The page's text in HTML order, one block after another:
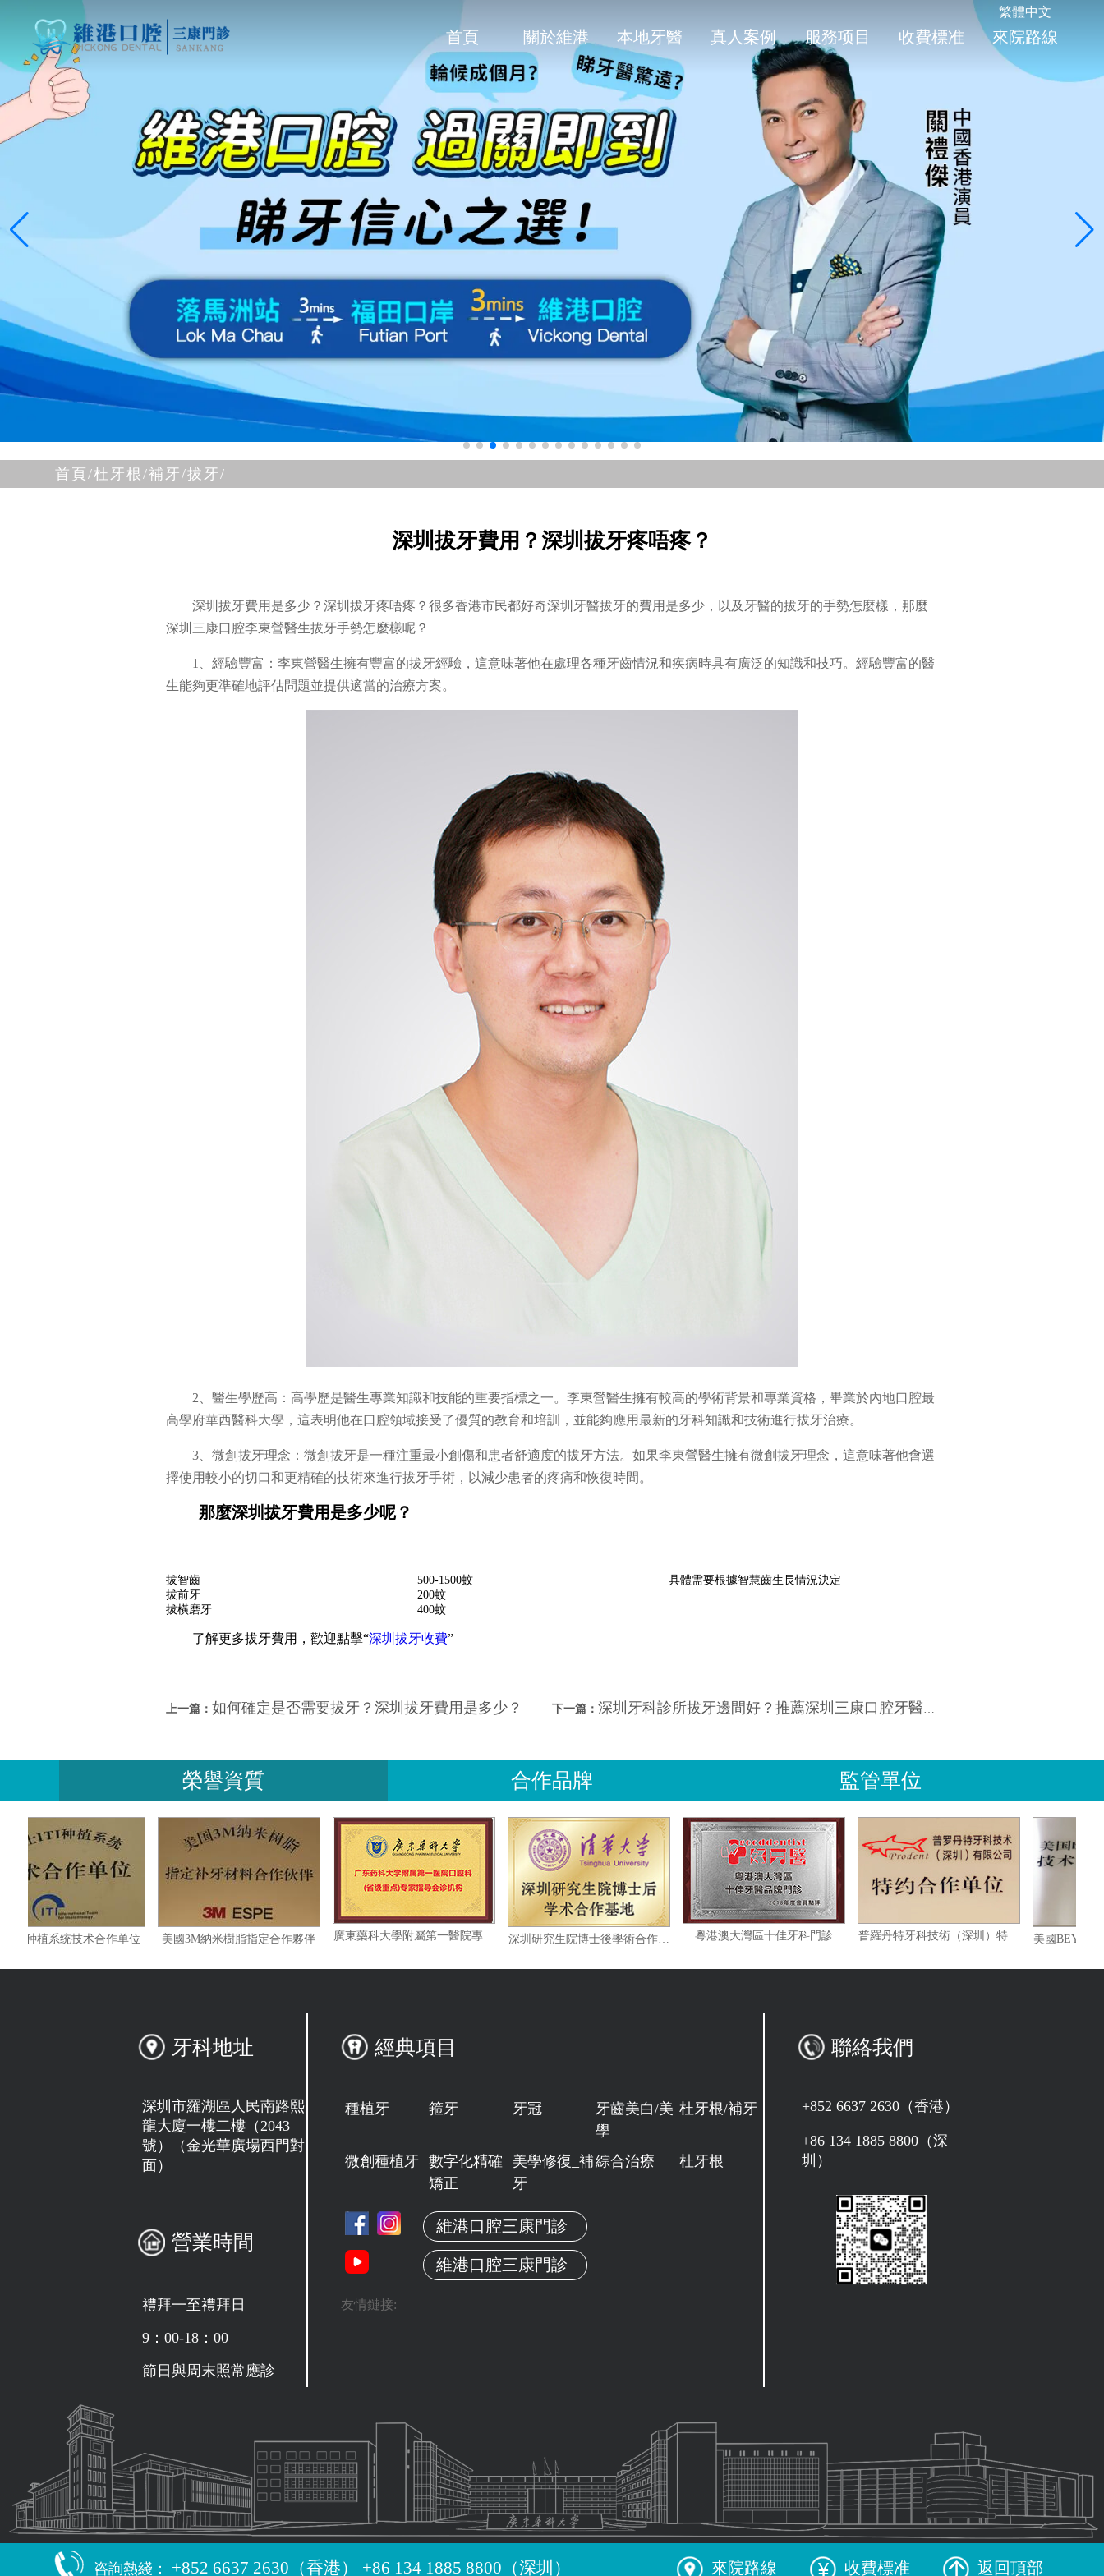
繁體中文
首頁 關於維港 本地牙醫 真人案例 服務项目 收費標准 來院路線
首頁/杜牙根/補牙/拔牙/
深圳拔牙費用？深圳拔牙疼唔疼？
深圳拔牙費用是多少？深圳拔牙疼唔疼？很多香港市民都好奇深圳牙醫拔牙的費用是多少，以及牙醫的拔牙的手勢怎麼樣，那麼
深圳三康口腔李東營醫生拔牙手勢怎麼樣呢？
1、經驗豐富：李東營醫生擁有豐富的拔牙經驗，這意味著他在處理各種牙齒情況和疾病時具有廣泛的知識和技巧。經驗豐富的醫
生能夠更準確地評估問題並提供適當的治療方案。
2、醫生學歷高：高學歷是醫生專業知識和技能的重要指標之一。李東營醫生擁有較高的學術背景和專業資格，畢業於內地口腔最
高學府華西醫科大學，這表明他在口腔領域接受了優質的教育和培訓，並能夠應用最新的牙科知識和技術進行拔牙治療。
3、微創拔牙理念：微創拔牙是一種注重最小創傷和患者舒適度的拔牙方法。如果李東營醫生擁有微創拔牙理念，這意味著他會選
擇使用較小的切口和更精確的技術來進行拔牙手術，以減少患者的疼痛和恢復時間。
那麼深圳拔牙費用是多少呢？
拔智齒 500-1500蚊
具體需要根據智慧齒生長情況決定
拔前牙
200蚊
拔橫磨牙
400蚊
了解更多拔牙費用，歡迎點擊“深圳拔牙收費”
上一篇： 如何確定是否需要拔牙？深圳拔牙費用是多少？ 下一篇： 深圳牙科診所拔牙邊間好？推薦深圳三康口腔牙醫的優秀拔牙技術
榮譽資質 合作品牌 監管單位
瑞士ITI种植系统技术合作单位 美國3M納米樹脂指定合作夥伴 廣東藥科大學附屬第一醫院專家指導會診機构 深圳研究生院博士後學術合作基地 粵港澳大灣區十佳牙科門診 普羅丹特牙科技術（深圳）特約合作單位
牙科地址
深圳市羅湖區人民南路熙
龍大廈一樓二樓（2043
號）（金光華廣場西門對
面）
營業時間
禮拜一至禮拜日
9：00-18：00
節日與周末照常應診
經典項目
種植牙 箍牙 牙冠
牙齒美白/美
學
杜牙根/補牙
微創種植牙 數字化精確
矯正
美學修復_補
牙
綜合治療 杜牙根
維港口腔三康門診
維港口腔三康門診
友情鏈接:
聯絡我們
+852 6637 2630（香港）
+86 134 1885 8800（深
圳）
咨詢熱綫： +852 6637 2630（香港） +86 134 1885 8800（深圳） 來院路線 收費標准 返回頂部